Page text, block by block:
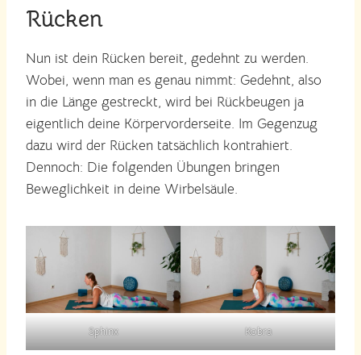
Rücken
Nun ist dein Rücken bereit, gedehnt zu werden.
Wobei, wenn man es genau nimmt: Gedehnt, also
in die Länge gestreckt, wird bei Rückbeugen ja
eigentlich deine Körpervorderseite. Im Gegenzug
dazu wird der Rücken tatsächlich kontrahiert.
Dennoch: Die folgenden Übungen bringen
Beweglichkeit in deine Wirbelsäule.
Sphinx Kobra